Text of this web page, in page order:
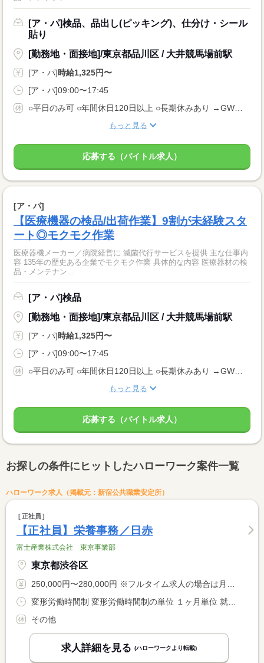
[ア・パ]検品、品出し(ピッキング)、仕分け・シール
貼り
[勤務地・面接地]/東京都品川区 / 大井競馬場前駅
[ア・パ]時給1,325円〜
[ア・パ]09:00〜17:45
もっと見る
応募する（バイトル求人）
[ア・パ]
【医療機器の検品/出荷作業】9割が未経験スタ
ート◎モクモク作業
医療器機メーカー／病院経営に 滅菌代行サービスを提供 主な仕事内
容 135年の歴史ある企業でモクモク作業 具体的な内容 医療器材の検
品・メンテナン...
[ア・パ]検品
[勤務地・面接地]/東京都品川区 / 大井競馬場前駅
[ア・パ]時給1,325円〜
[ア・パ]09:00〜17:45
もっと見る
応募する（バイトル求人）
お探しの条件にヒットしたハローワーク案件一覧
ハローワーク求人（掲載元：新宿公共職業安定所）
正社員
【正社員】栄養事務／日赤
富士産業株式会社 東京事業部
東京都渋谷区
250,000円〜280,000円 ※フルタイム求人の場合は月額（換算額）、パート求人の場合は時間額を表示しています。
その他
求人詳細を見る (ハローワークより転載)